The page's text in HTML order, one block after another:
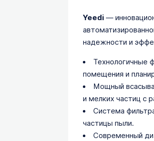
Yeedi—
надежности и
Технологичные
помещения и
Мощный
и мелких частиц с
Система
частицы пыли.
Современный